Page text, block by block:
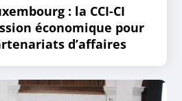
: la CCI-CI
économique pour
d’affaires